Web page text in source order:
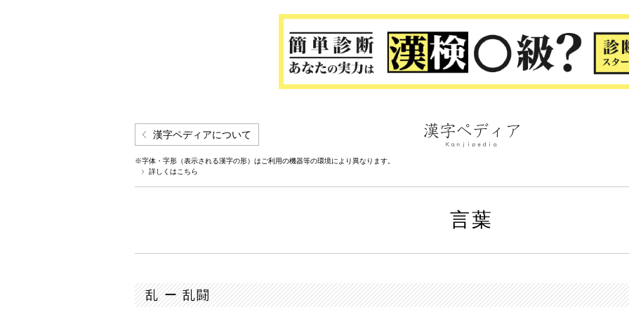
漢字ペディアについて
※字体・字形（表示される漢字の形）はご利用の機器等の環境により異なります。
詳しくはこちら
言葉
乱 ー 乱闘